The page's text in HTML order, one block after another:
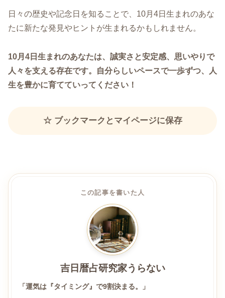
日々の歴史や記念日を知ることで、10月4日生まれのあな
たに新たな発見やヒントが生まれるかもしれません。
10月4日生まれのあなたは、誠実さと安定感、思いやりで
人々を支える存在です。自分らしいペースで一歩ずつ、人
生を豊かに育てていってください！
☆ ブックマークとマイページに保存
この記事を書いた人
吉日暦占研究家うらない
「運気は『タイミング』で9割決まる。」